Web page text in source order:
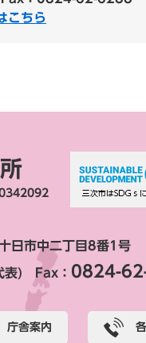
こちら
日市中二丁目8番1号
表) Fax： 0824-
庁舎案内